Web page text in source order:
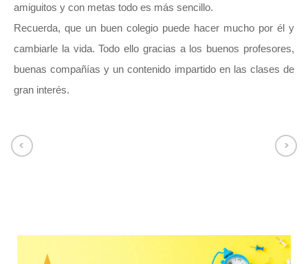
amiguitos y con metas todo es más sencillo.
Recuerda, que un buen colegio puede hacer mucho por él y
cambiarle la vida. Todo ello gracias a los buenos profesores,
buenas compañías y un contenido impartido en las clases de
gran interés.